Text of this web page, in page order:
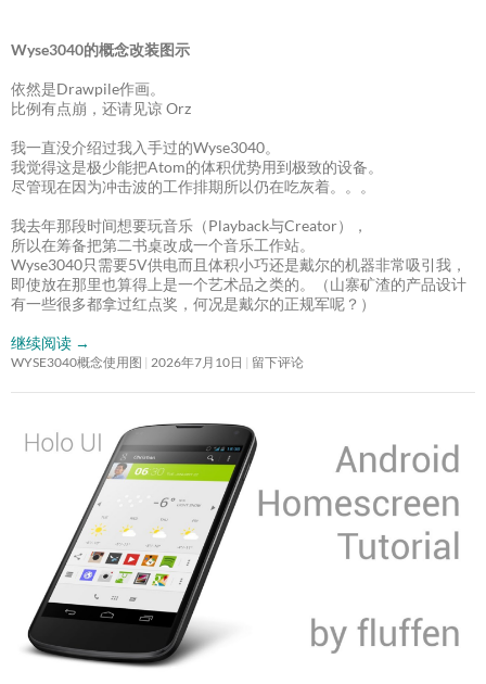
Wyse3040的概念改装图示
依然是Drawpile作画。
比例有点崩，还请见谅 Orz
我一直没介绍过我入手过的Wyse3040。
我觉得这是极少能把Atom的体积优势用到极致的设备。
尽管现在因为冲击波的工作排期所以仍在吃灰着。。。
我去年那段时间想要玩音乐（Playback与Creator），
所以在筹备把第二书桌改成一个音乐工作站。
Wyse3040只需要5V供电而且体积小巧还是戴尔的机器非常吸引我，
即使放在那里也算得上是一个艺术品之类的。（山寨矿渣的产品设计
有一些很多都拿过红点奖，何况是戴尔的正规军呢？）
继续阅读 →
WYSE3040概念使用图 2026年7月10日 留下评论